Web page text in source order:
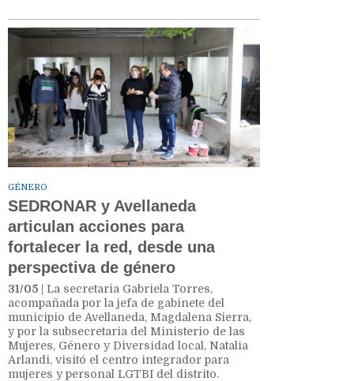
GÉNERO
SEDRONAR y Avellaneda
articulan acciones para
fortalecer la red, desde una
perspectiva de género
31/05 | La secretaria Gabriela Torres,
acompañada por la jefa de gabinete del
municipio de Avellaneda, Magdalena Sierra,
y por la subsecretaria del Ministerio de las
Mujeres, Género y Diversidad local, Natalia
Arlandi, visitó el centro integrador para
mujeres y personal LGTBI del distrito.